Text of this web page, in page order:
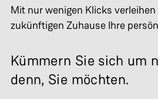
Mit nur wenigen Klicks verleihen
zukünftigen Zuhause Ihre
Kümmern Sie sich um
denn, Sie möchten.